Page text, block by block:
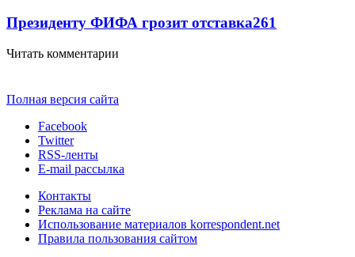
Президенту ФИФА грозит отставка261
Читать комментарии
Полная версия сайта
Facebook
Twitter
RSS-ленты
E-mail рассылка
Контакты
Реклама на сайте
Использование материалов korrespondent.net
Правила пользования сайтом